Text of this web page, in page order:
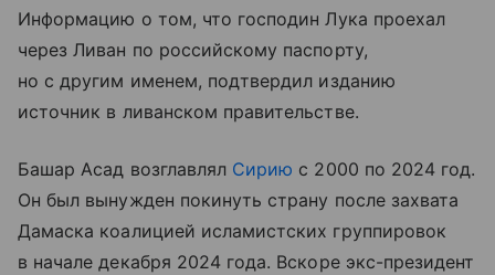
Информацию о том, что господин Лука проехал
через Ливан по российскому паспорту,
но с другим именем, подтвердил изданию
источник в ливанском правительстве.
Башар Асад возглавлял Сирию с 2000 по 2024 год.
Он был вынужден покинуть страну после захвата
Дамаска коалицией исламистских группировок
в начале декабря 2024 года. Вскоре экс-президент